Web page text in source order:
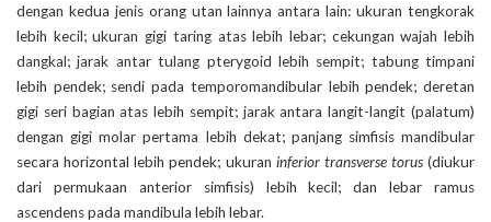
dengan kedua jenis orang utan lainnya antara lain: ukuran tengkorak
lebih kecil; ukuran gigi taring atas lebih lebar; cekungan wajah lebih
dangkal; jarak antar tulang pterygoid lebih sempit; tabung timpani
lebih pendek; sendi pada temporomandibular lebih pendek; deretan
gigi seri bagian atas lebih sempit; jarak antara langit-langit (palatum)
dengan gigi molar pertama lebih dekat; panjang simfisis mandibular
secara horizontal lebih pendek; ukuran inferior transverse torus(diukur
dari permukaan anterior simfisis) lebih kecil; dan lebar ramus
ascendens pada mandibula lebih lebar.